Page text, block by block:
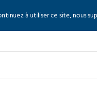
à utiliser ce site, nous